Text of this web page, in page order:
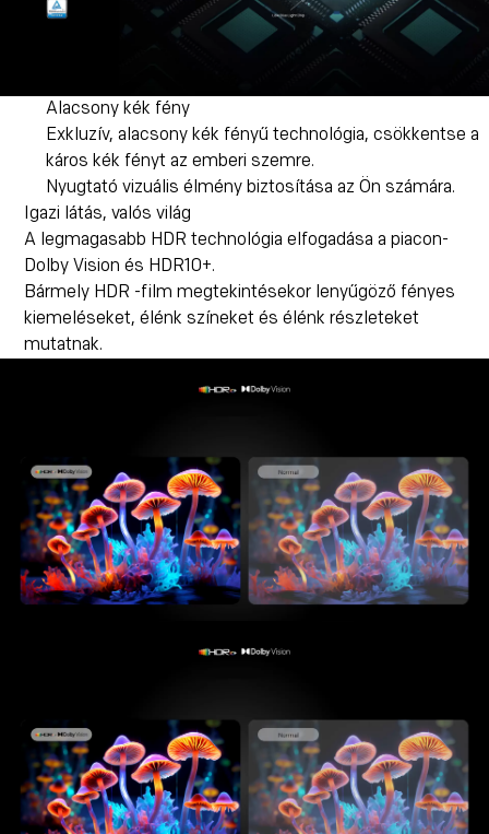
Alacsony kék fény
Exkluzív, alacsony kék fényű technológia, csökkentse a
káros kék fényt az emberi szemre.
Nyugtató vizuális élmény biztosítása az Ön számára.
Igazi látás, valós világ
A legmagasabb HDR technológia elfogadása a piacon-
Dolby Vision és HDR10+.
Bármely HDR -film megtekintésekor lenyűgöző fényes
kiemeléseket, élénk színeket és élénk részleteket
mutatnak.